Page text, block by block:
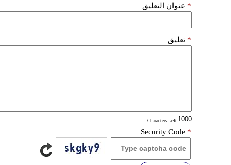
عنوان التعليق *
تعليق *
: Characters Left
Security Code *